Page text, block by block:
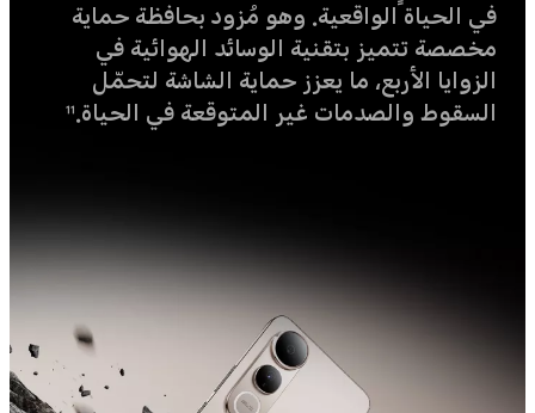
في الحياة الواقعية. وهو مُزود بحافظة حماية
مخصصة تتميز بتقنية الوسائد الهوائية في
الزوايا الأربع، ما يعزز حماية الشاشة لتحمّل
السقوط والصدمات غير المتوقعة في الحياة.11